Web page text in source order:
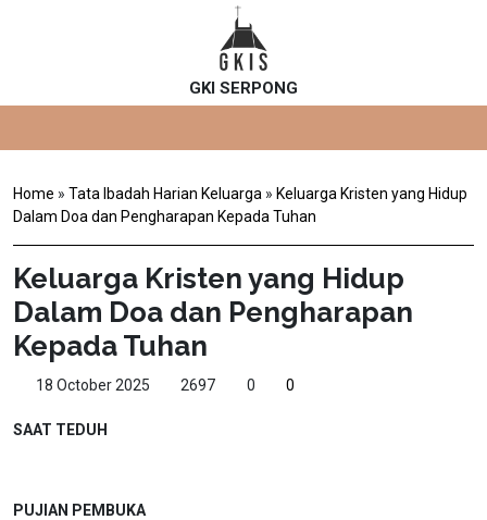
GKI SERPONG
Home » Tata Ibadah Harian Keluarga » Keluarga Kristen yang Hidup
Dalam Doa dan Pengharapan Kepada Tuhan
Keluarga Kristen yang Hidup
Dalam Doa dan Pengharapan
Kepada Tuhan
18 October 2025 2697 0 0
SAAT TEDUH
PUJIAN PEMBUKA